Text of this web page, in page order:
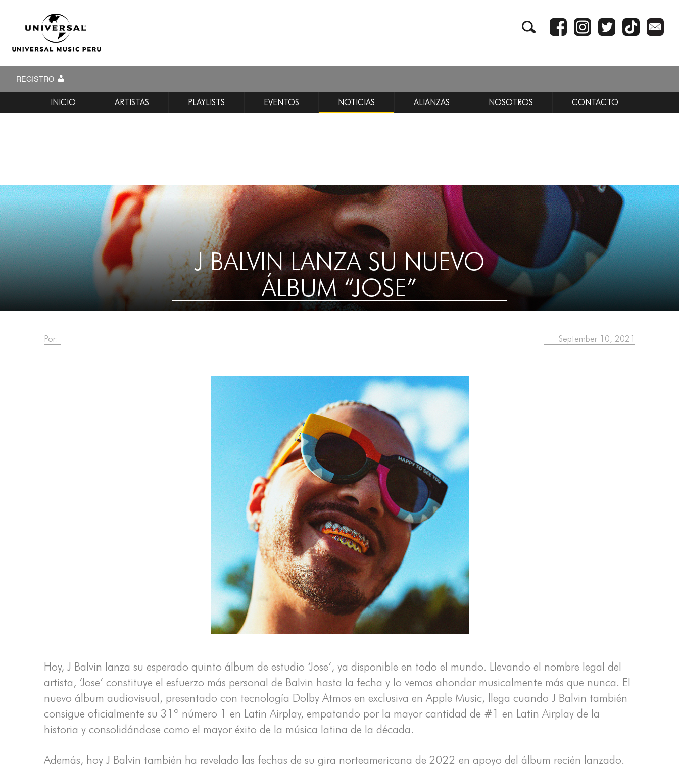
REGISTRO
INICIO ARTISTAS PLAYLISTS EVENTOS NOTICIAS ALIANZAS NOSOTROS CONTACTO
J BALVIN LANZA SU NUEVO
ÁLBUM “JOSE”
Por: September 10, 2021
Hoy, J Balvin lanza su esperado quinto álbum de estudio ‘Jose’, ya disponible en todo el mundo. Llevando el nombre legal del
artista, ‘Jose’ constituye el esfuerzo más personal de Balvin hasta la fecha y lo vemos ahondar musicalmente más que nunca. El
nuevo álbum audiovisual, presentado con tecnología Dolby Atmos en exclusiva en Apple Music, llega cuando J Balvin también
consigue oficialmente su 31º número 1 en Latin Airplay, empatando por la mayor cantidad de #1 en Latin Airplay de la
historia y consolidándose como el mayor éxito de la música latina de la década.
Además, hoy J Balvin también ha revelado las fechas de su gira norteamericana de 2022 en apoyo del álbum recién lanzado.